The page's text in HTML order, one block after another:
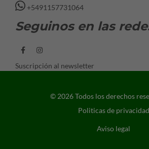
+5491157731064
Seguinos en las
Suscripción al newsletter
© 2026 Todos los derechos
Politicas de privacidad
Aviso legal